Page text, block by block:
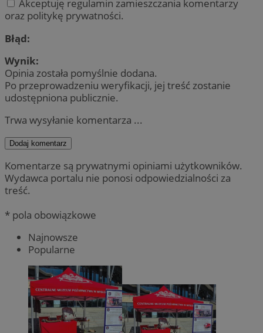
Akceptuję regulamin zamieszczania komentarzy
oraz politykę prywatności.
Błąd:
Wynik:
Opinia została pomyślnie dodana.
Po przeprowadzeniu weryfikacji, jej treść zostanie
udostępniona publicznie.
Trwa wysyłanie komentarza ...
Dodaj komentarz
Komentarze są prywatnymi opiniami użytkowników.
Wydawca portalu nie ponosi odpowiedzialności za
treść.
* pola obowiązkowe
Najnowsze
Popularne